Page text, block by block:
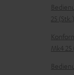
D
o
k
u
m
25 (Stk.)
Mk4 25